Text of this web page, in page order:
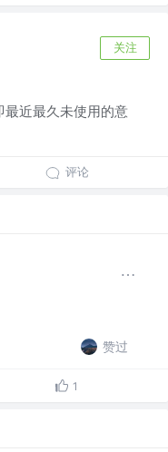
关注
近最久未使用的意
评论
赞过
1